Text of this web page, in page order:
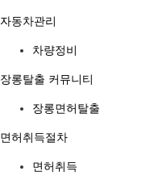
자동차관리
차량정비
장롱탈출 커뮤니티
장롱면허탈출
면허취득절차
면허취득